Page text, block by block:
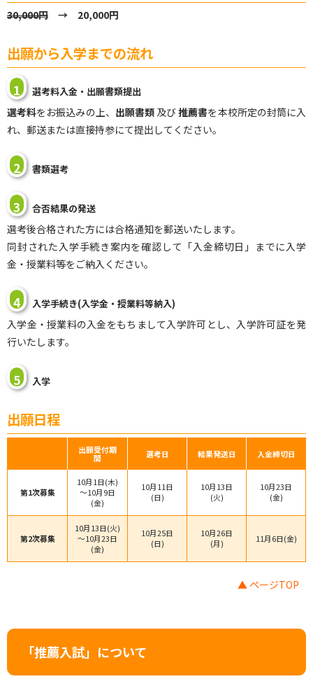
30,000円 → 20,000円
出願から入学までの流れ
1 選考料入金・出願書類提出
選考料をお振込みの上、 出願書類 及び推薦書を本校所定の封筒に入
れ、郵送または直接持参にて提出してください。
2 書類選考
3 合否結果の発送
選考後合格された方には合格通知を郵送いたします。
同封された入学手続き案内を確認して「入金締切日」までに入学
金・授業料等をご納入ください。
4 入学手続き(入学金・授業料等納入)
入学金・授業料の入金をもちまして入学許可とし、入学許可証を発
行いたします。
5 入学
出願日程
出願受付期
間 選考日 結果発送日 入金締切日
第1次募集
10月1日(木)
～10月9日
(金)
10月11日
(日)
10月13日
(火)
10月23日
(金)
第2次募集
10月13日(火)
～10月23日
(金)
10月25日
(日)
10月26日
(月)
11月6日(金)
▲ ページTOP
「推薦入試」について